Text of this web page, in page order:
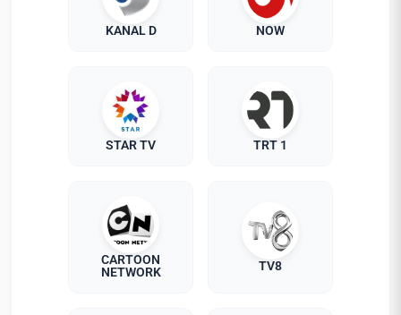
KANAL D NOW
STAR TV TRT 1
CARTOON
NETWORK
TV8